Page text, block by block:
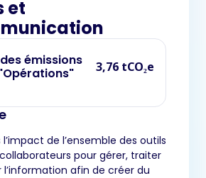
et
émissions
3,76 tCO₂e
de l’ensemble des outils
pour gérer, traiter
afin de créer du